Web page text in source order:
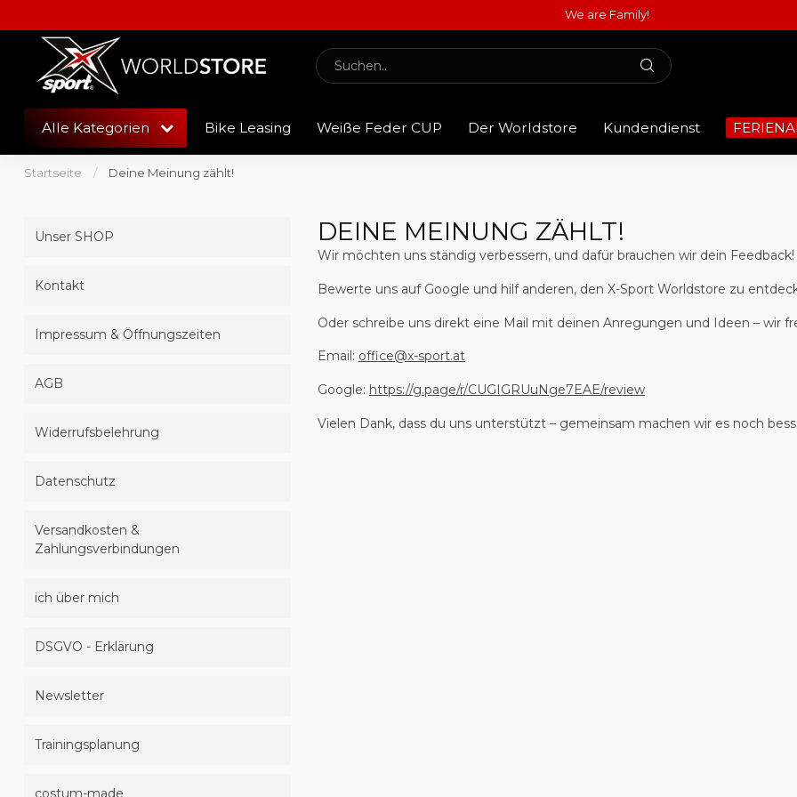
We are Family!
Alle Kategorien Bike Leasing Weiße Feder CUP Der Worldstore Kundendienst
Startseite / Deine Meinung zählt!
Unser SHOP
Kontakt
Impressum & Öffnungszeiten
AGB
Widerrufsbelehrung
Datenschutz
Versandkosten &
Zahlungsverbindungen
ich über mich
DSGVO - Erklärung
Newsletter
Trainingsplanung
costum-made
DEINE MEINUNG ZÄHLT!
Wir möchten uns ständig verbessern, und dafür brauchen wir dein Feedback!
Bewerte uns auf Google und hilf anderen, den X-Sport Worldstore zu
Oder schreibe uns direkt eine Mail mit deinen Anregungen und Ideen – wir
Email: office@x-sport.at
Google: https://g.page/r/CUGIGRUuNge7EAE/review
Vielen Dank, dass du uns unterstützt – gemeinsam machen wir es noch